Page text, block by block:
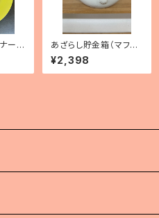
ープ
あざらし貯金箱（マフラ
ー付き・フィンランド製）
¥2,398